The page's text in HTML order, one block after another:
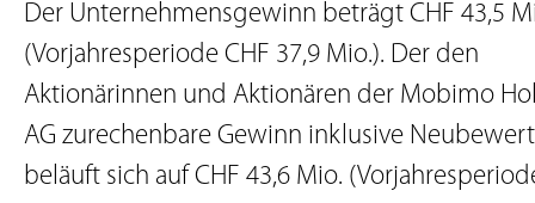
Der Unternehmensgewinn beträgt CHF 43,5
(Vorjahresperiode CHF 37,9 Mio.). Der den
Aktionärinnen und Aktionären der Mobimo
AG zurechenbare Gewinn inklusive
beläuft sich auf CHF 43,6 Mio.